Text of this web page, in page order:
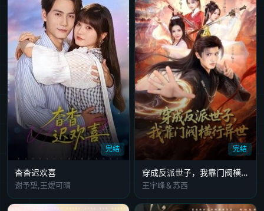
完结
杳杳迟欢喜
谢予望,王煜可晴
完结
穿成反派世子，我靠门阀横行异世
王宇峰＆苏西